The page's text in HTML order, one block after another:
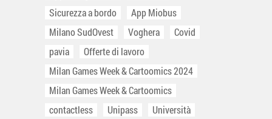
Sicurezza a bordo
App Miobus
Milano SudOvest
Voghera
Covid
pavia
Offerte di lavoro
Milan Games Week & Cartoomics 2024
Milan Games Week & Cartoomics
contactless
Unipass
Università